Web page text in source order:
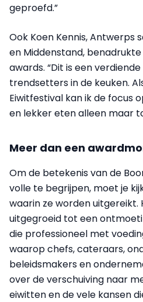
geproefd.”
Ook Koen Kennis, Antwerps
en Middenstand,
awards. “Dit is een
trendsetters in de keuken.
Eiwitfestival kan ik de focus
en lekker eten alleen maar
Meer dan een
Om de betekenis van de
volle te begrijpen, moet je
waarin ze worden uitgereikt.
uitgegroeid tot een
die professioneel met
waarop chefs, cateraars,
beleidsmakers en
over de verschuiving naar
eiwitten en de vele kansen